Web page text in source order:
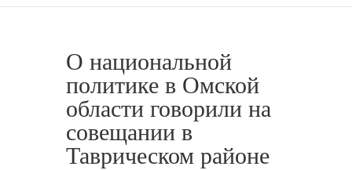
О национальной
политике в Омской
области говорили на
совещании в
Таврическом районе